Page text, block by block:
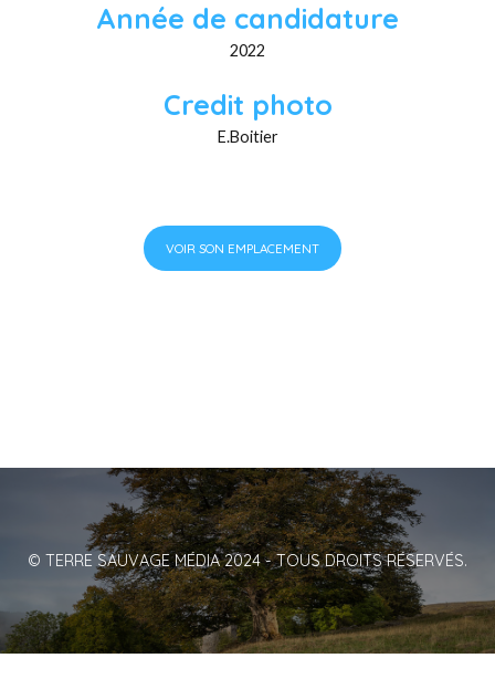
Année de candidature
2022
Credit photo
E.Boitier
VOIR SON EMPLACEMENT
© TERRE SAUVAGE MÉDIA 2024 - TOUS DROITS RÉSERVÉS.